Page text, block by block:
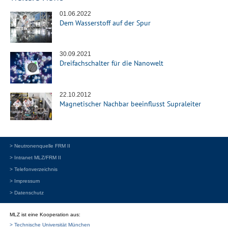
01.06.2022
Dem Wasserstoff auf der Spur
30.09.2021
Dreifachschalter für die Nanowelt
22.10.2012
Magnetischer Nachbar beeinflusst Supraleiter
> Neutronenquelle FRM II
> Intranet MLZ/FRM II
> Telefonverzeichnis
> Impressum
> Datenschutz
MLZ ist eine Kooperation aus:
> Technische Universität München